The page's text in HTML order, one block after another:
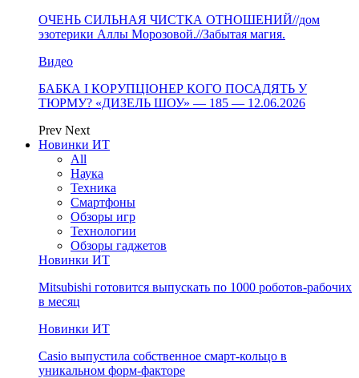
ОЧЕНЬ СИЛЬНАЯ ЧИСТКА ОТНОШЕНИЙ//дом
эзотерики Аллы Морозовой.//Забытая магия.
Видео
БАБКА І КОРУПЦІОНЕР КОГО ПОСАДЯТЬ У
ТЮРМУ? «ДИЗЕЛЬ ШОУ» — 185 — 12.06.2026
Prev Next
Новинки ИТ
All
Наука
Техника
Смартфоны
Обзоры игр
Технологии
Обзоры гаджетов
Новинки ИТ
Mitsubishi готовится выпускать по 1000 роботов-рабочих
в месяц
Новинки ИТ
Casio выпустила собственное смарт-кольцо в
уникальном форм-факторе